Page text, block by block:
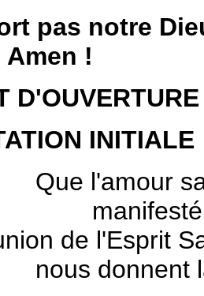
pas notre
!
D'OUVERTURE
INITIALE
en
de l'Esprit
donnent la